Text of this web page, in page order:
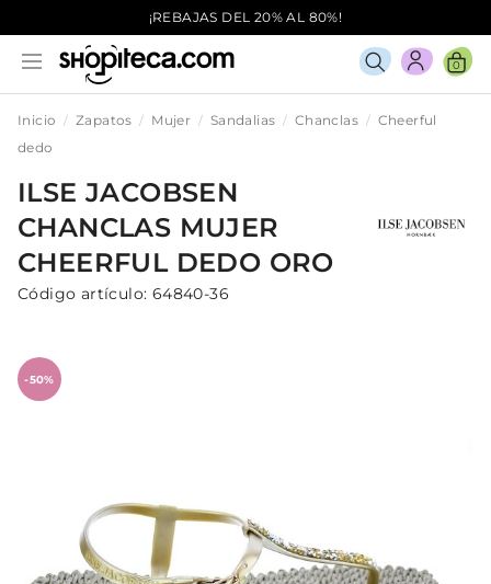
¡REBAJAS DEL 20% AL 80%!
0
Inicio Zapatos Mujer Sandalias Chanclas
Cheerful
dedo
ILSE JACOBSEN
CHANCLAS MUJER
CHEERFUL DEDO ORO
Código artículo: 64840-36
-50%